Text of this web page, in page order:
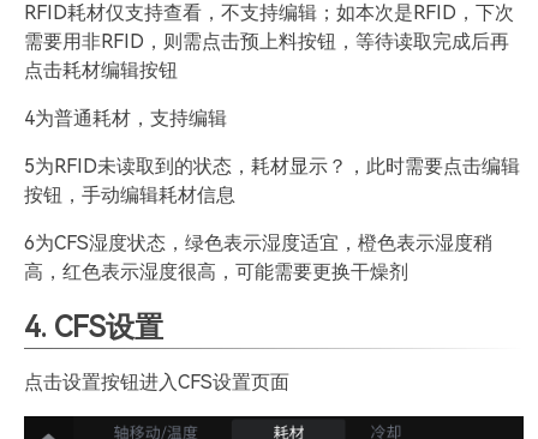
RFID耗材仅支持查看，不支持编辑；如本次是RFID，下次
需要用非RFID，则需点击预上料按钮，等待读取完成后再
点击耗材编辑按钮
4为普通耗材，支持编辑
5为RFID未读取到的状态，耗材显示？，此时需要点击编辑
按钮，手动编辑耗材信息
6为CFS湿度状态，绿色表示湿度适宜，橙色表示湿度稍
高，红色表示湿度很高，可能需要更换干燥剂
4. CFS设置
点击设置按钮进入CFS设置页面